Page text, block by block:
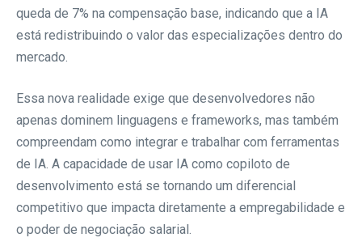
queda de 7% na compensação base, indicando que a IA
está redistribuindo o valor das especializações dentro do
mercado.
Essa nova realidade exige que desenvolvedores não
apenas dominem linguagens e frameworks, mas também
compreendam como integrar e trabalhar com ferramentas
de IA. A capacidade de usar IA como copiloto de
desenvolvimento está se tornando um diferencial
competitivo que impacta diretamente a empregabilidade e
o poder de negociação salarial.